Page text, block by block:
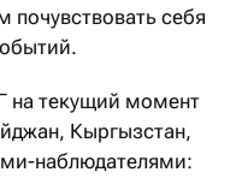
почувствовать себя
на текущий момент
Кыргызстан,
наблюдателями: